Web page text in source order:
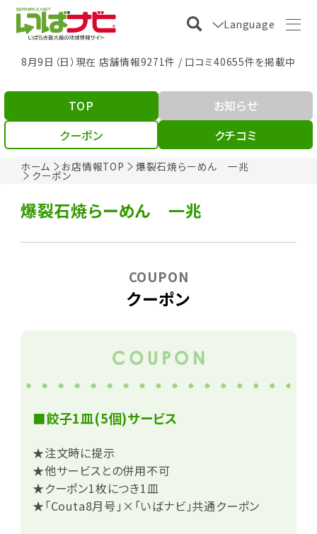
Language
8月9日（日）現在 店舗情報9271件 / 口コミ40655件を掲載中
ホーム お店情報TOP 爆裂石焼らーめん 一兆
クーポン
TOP
お知らせ
クーポン
クチコミ
爆裂石焼らーめん 一兆
クーポン
COUPON
■餃子1皿(5個)サービス
★注文時に提示
★他サービスとの併用不可
★クーポン1枚につき1皿
★「Couta8月号」×「いばナビ」共通クーポン